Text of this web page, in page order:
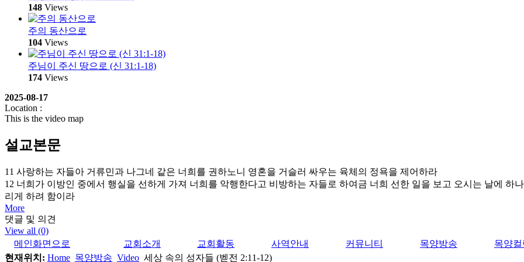
148 Views
주의 동산으로
104 Views
주님이 주신 땅으로 (신 31:1-18)
174 Views
2025-08-17
Location :
This is the video map
설교본문
11 사랑하는 자들아 거류민과 나그네 같은 너희를 권하노니 영혼을 거슬러 싸우는 육체의 정욕을 제어하라
12 너희가 이방인 중에서 행실을 선하게 가져 너희를 악행한다고 비방하는 자들로 하여금 너희 선한 일을 보고 오시는 날에 하
리게 하려 함이라
More
댓글 및 의견
View all (0)
메인화면으로
교회소개 교회활동 사역안내 커뮤니티 목양방송
목양컬
현재위치: Home 목양방송 Video 세상 속의 성자들 (벧전 2:11-12)